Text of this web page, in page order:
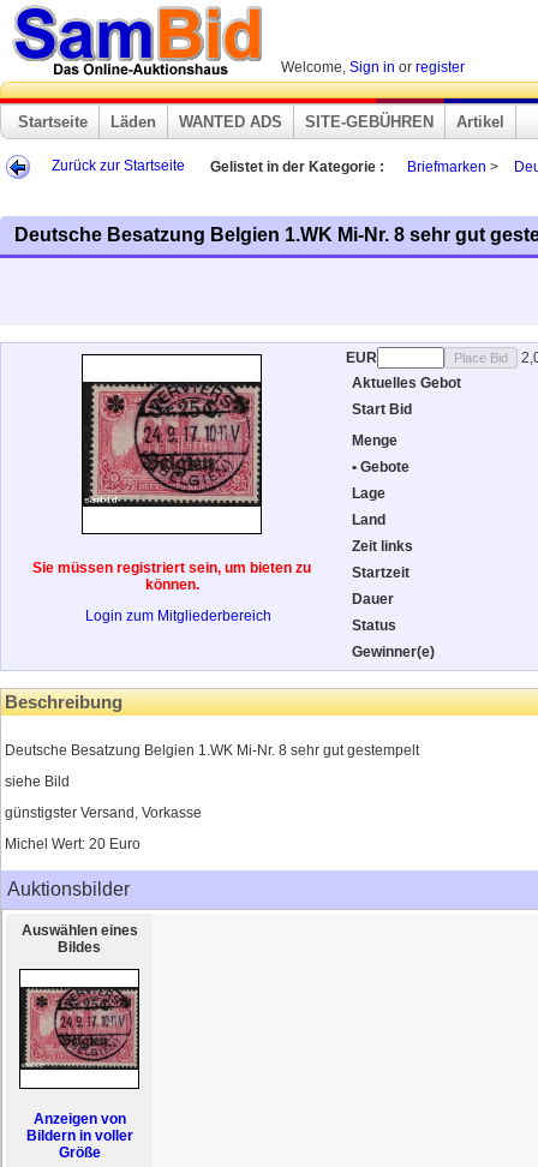
Welcome, Sign in or register
Startseite Läden WANTED ADS SITE-GEBÜHREN Artikel
Zurück zur Startseite Gelistet in der Kategorie : Briefmarken >
Deutsche Besatzung Belgien 1.WK Mi-Nr. 8 sehr gut
Sie müssen registriert sein, um bieten zu
können.
Login zum Mitgliederbereich
EUR
Aktuelles Gebot
Start Bid
Menge
• Gebote
Lage
Land
Zeit links
Startzeit
Dauer
Status
Gewinner(e)
Beschreibung
Deutsche Besatzung Belgien 1.WK Mi-Nr. 8 sehr gut gestempelt
siehe Bild
günstigster Versand, Vorkasse
Michel Wert: 20 Euro
Auktionsbilder
Auswählen eines
Bildes
Anzeigen von
Bildern in voller
Größe